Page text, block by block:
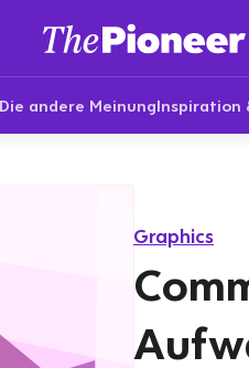
Die andere MeinungInspiration
Graphics